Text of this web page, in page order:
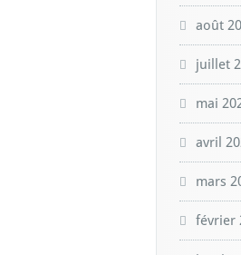
août
juillet
mai
avril
mars
février